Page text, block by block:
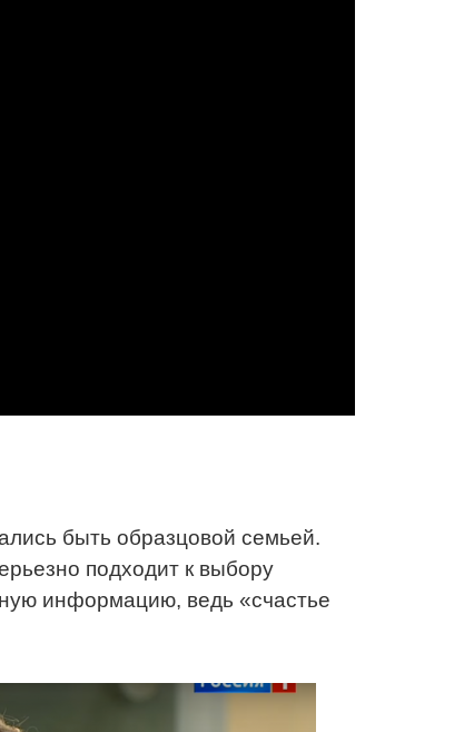
быть образцовой семьей.
подходит к выбору
информацию, ведь «счастье